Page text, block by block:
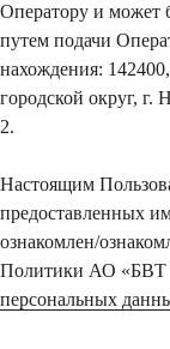
Оператору и может
путем подачи
нахождения:
городской округ, г.
2.
Настоящим
предоставленных
ознакомлен/
Политики АО «БВТ
персональных